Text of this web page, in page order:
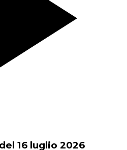
16 luglio 2026